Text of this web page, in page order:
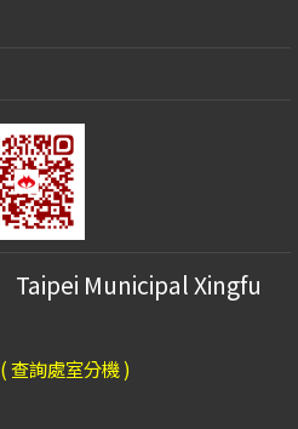
Taipei Municipal Xingfu
( 查詢處室分機 )